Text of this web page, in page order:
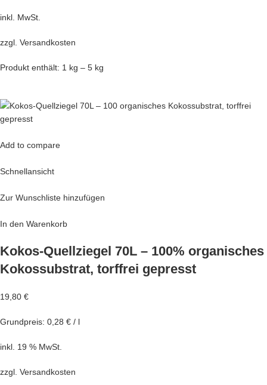
inkl. MwSt.
zzgl. Versandkosten
Produkt enthält: 1 kg – 5 kg
Add to compare
Schnellansicht
Zur Wunschliste hinzufügen
In den Warenkorb
Kokos-Quellziegel 70L – 100% organisches
Kokossubstrat, torffrei gepresst
19,80 €
Grundpreis: 0,28 € / l
inkl. 19 % MwSt.
zzgl. Versandkosten